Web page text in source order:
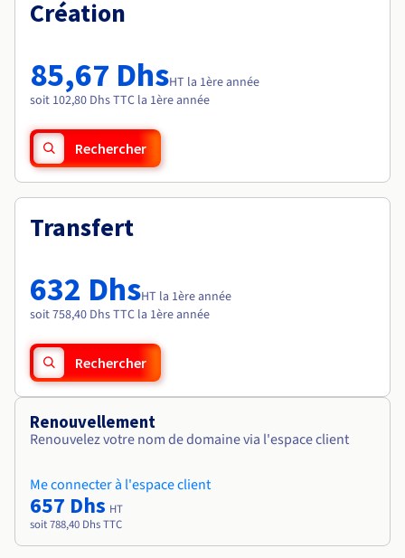
Tarifs
Roadmap & Changelog
Roadmap & Changelog
Création
85,67 DhsHT la 1ère année
soit 102,80 Dhs TTC la 1ère année
Rechercher
Transfert
632 DhsHT la 1ère année
soit 758,40 Dhs TTC la 1ère année
Rechercher
Renouvellement
Renouvelez votre nom de domaine via l'espace client
Me connecter à l'espace client
657 Dhs HT
soit 788,40 Dhs TTC